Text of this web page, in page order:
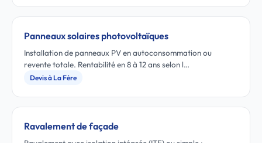
Panneaux solaires photovoltaïques
Installation de panneaux PV en autoconsommation ou
revente totale. Rentabilité en 8 à 12 ans selon l…
Devis à La Fère
Ravalement de façade